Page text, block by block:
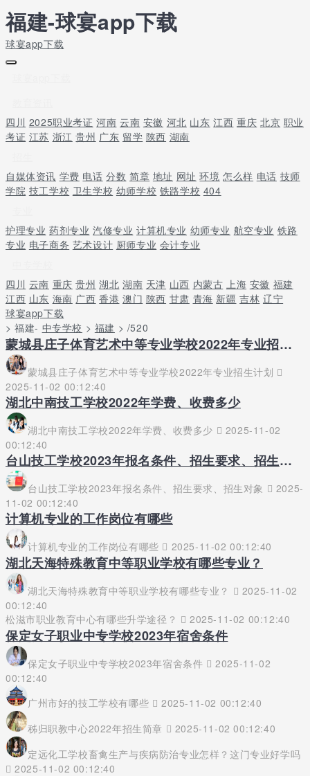
福建-球宴app下载
球宴app下载
四川 2025职业考证 河南 云南 安徽 河北 山东 江西 重庆 北京 职业
考证 江苏 浙江 贵州 广东 留学 陕西 湖南
自媒体资讯 学费 电话 分数 简章 地址 网址 环境 怎么样 电话 技师
学院 技工学校 卫生学校 幼师学校 铁路学校 404
护理专业 药剂专业 汽修专业 计算机专业 幼师专业 航空专业 铁路
专业 电子商务 艺术设计 厨师专业 会计专业
四川 云南 重庆 贵州 湖北 湖南 天津 山西 内蒙古 上海 安徽 福建
江西 山东 海南 广西 香港 澳门 陕西 甘肃 青海 新疆 吉林 辽宁
球宴app下载
> 福建- 中专学校 > 福建 > /520
蒙城县庄子体育艺术中等专业学校2022年专业招生计划
蒙城县庄子体育艺术中等专业学校2022年专业招生计划
2025-11-02 00:12:40
湖北中南技工学校2022年学费、收费多少
湖北中南技工学校2022年学费、收费多少
2025-11-02
00:12:40
台山技工学校2023年报名条件、招生要求、招生对象
台山技工学校2023年报名条件、招生要求、招生对象
2025-
11-02 00:12:40
计算机专业的工作岗位有哪些
计算机专业的工作岗位有哪些 2025-11-02 00:12:40
湖北天海特殊教育中等职业学校有哪些专业？
湖北天海特殊教育中等职业学校有哪些专业？
2025-11-02
00:12:40
松滋市职业教育中心有哪些升学途径？
2025-11-02 00:12:40
保定女子职业中专学校2023年宿舍条件
保定女子职业中专学校2023年宿舍条件
2025-11-02
00:12:40
广州市好的技工学校有哪些
2025-11-02 00:12:40
秭归职教中心2022年招生简章
2025-11-02 00:12:40
定远化工学校畜禽生产与疾病防治专业怎样？这门专业好学吗
2025-11-02 00:12:40